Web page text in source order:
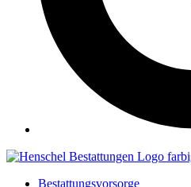
Bestattungsvorsorge